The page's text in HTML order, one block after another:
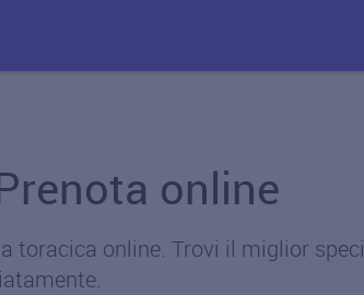
online
toracica online. Trovi il miglior